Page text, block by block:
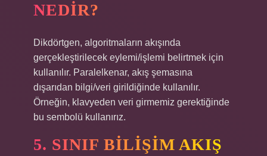
NEDIR?
Dikdörtgen, algoritmaların akışında
gerçekleştirilecek eylemi/işlemi belirtmek için
kullanılır. Paralelkenar, akış şemasına
dışarıdan bilgi/veri girildiğinde kullanılır.
Örneğin, klavyeden veri girmemiz gerektiğinde
bu sembolü kullanırız.
5. SINIF BILIŞIM AKIŞ